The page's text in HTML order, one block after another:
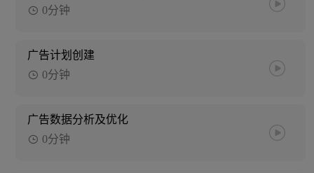
0分钟
广告计划创建
0分钟
广告数据分析及优化
0分钟